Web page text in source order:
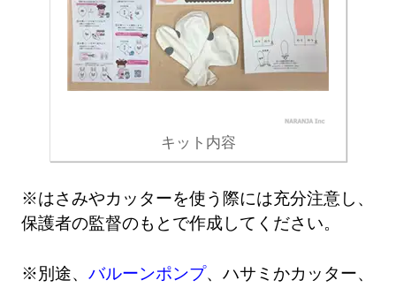
キット内容
※はさみやカッターを使う際には充分注意し、
保護者の監督のもとで作成してください。
※別途、バルーンポンプ、ハサミかカッター、